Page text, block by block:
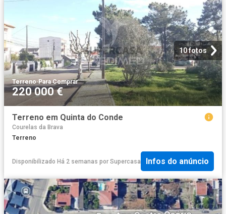
10 fotos
Terreno·Para Comprar
220 000 €
Terreno em Quinta do Conde
Courelas da Brava
Terreno
Disponibilizado Há 2 semanas por Supercasa Infos do anúncio